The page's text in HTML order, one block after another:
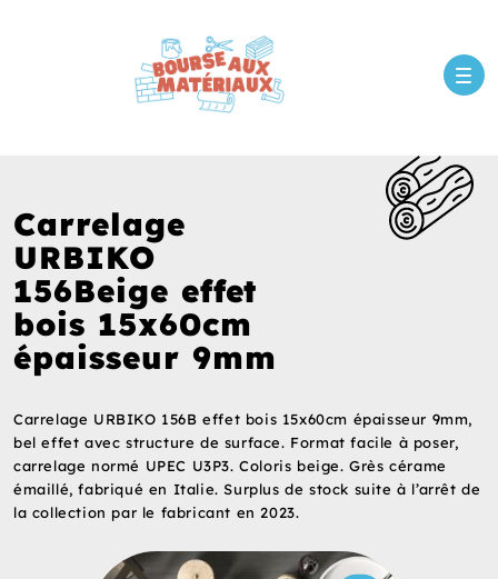
Carrelage
URBIKO
156Beige effet
bois 15x60cm
épaisseur 9mm
Carrelage URBIKO 156B effet bois 15x60cm épaisseur 9mm,
bel effet avec structure de surface. Format facile à poser,
carrelage normé UPEC U3P3. Coloris beige. Grès cérame
émaillé, fabriqué en Italie. Surplus de stock suite à l’arrêt de
la collection par le fabricant en 2023.